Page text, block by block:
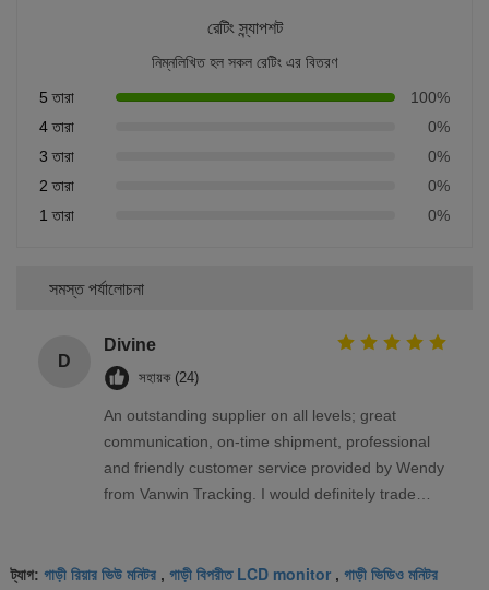
রেটিং স্ন্যাপশট
নিম্নলিখিত হল সকল রেটিং এর বিতরণ
5 তারা
100%
4 তারা
0%
3 তারা
0%
2 তারা
0%
1 তারা
0%
সমস্ত পর্যালোচনা
D
Divine
সহায়ক (24)
An outstanding supplier on all levels; great
communication, on-time shipment, professional
and friendly customer service provided by Wendy
from Vanwin Tracking. I would definitely trade
ট্যাগ: গাড়ী রিয়ার ভিউ মনিটর , গাড়ী বিপরীত LCD monitor , গাড়ী ভিডিও মনিটর